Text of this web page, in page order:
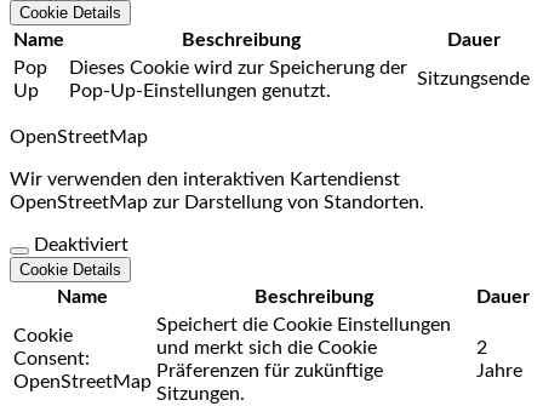
Cookie Details
Name Beschreibung
Dauer
Pop
Up
Dieses Cookie wird zur Speicherung der
Pop-Up-Einstellungen genutzt.
Sitzungsende
OpenStreetMap
Wir verwenden den interaktiven Kartendienst
OpenStreetMap zur Darstellung von Standorten.
Deaktiviert
Cookie Details
Name Beschreibung
Dauer
Cookie
Consent:
OpenStreetMap
Speichert die Cookie Einstellungen
und merkt sich die Cookie
Präferenzen für zukünftige
Sitzungen.
2
Jahre